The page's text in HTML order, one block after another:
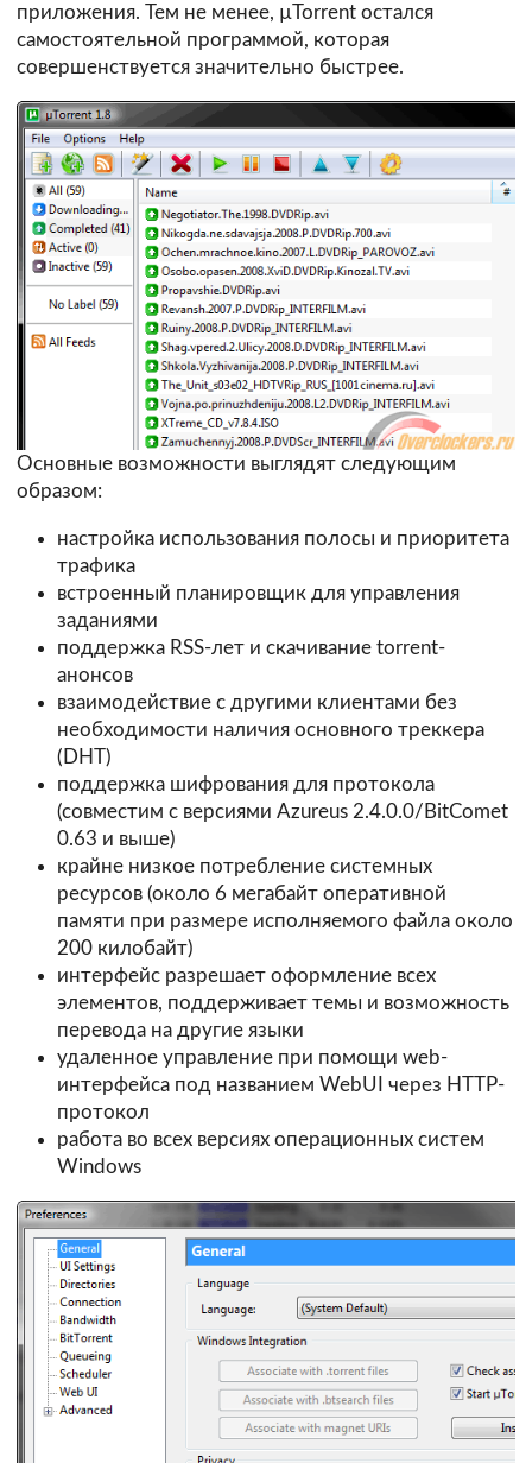
приложения. Тем не менее, µTorrent остался
самостоятельной программой, которая
совершенствуется значительно быстрее.
Основные возможности выглядят следующим
образом:
настройка использования полосы и приоритета
трафика
встроенный планировщик для управления
заданиями
поддержка RSS-лет и скачивание torrent-
анонсов
взаимодействие с другими клиентами без
необходимости наличия основного треккера
(DHT)
поддержка шифрования для протокола
(совместим с версиями Azureus 2.4.0.0/BitComet
0.63 и выше)
крайне низкое потребление системных
ресурсов (около 6 мегабайт оперативной
памяти при размере исполняемого файла около
200 килобайт)
интерфейс разрешает оформление всех
элементов, поддерживает темы и возможность
перевода на другие языки
удаленное управление при помощи web-
интерфейса под названием WebUI через HTTP-
протокол
работа во всех версиях операционных систем
Windows